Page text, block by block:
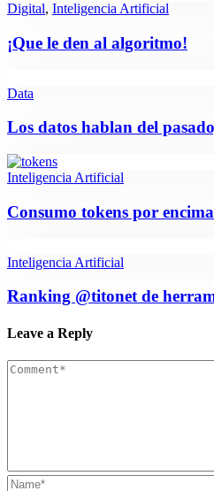
Digital, Inteligencia Artificial
¡Que le den al algoritmo!
Data
Los datos hablan del
Inteligencia Artificial
Consumo tokens por
Inteligencia Artificial
Ranking @titonet de
Leave a Reply